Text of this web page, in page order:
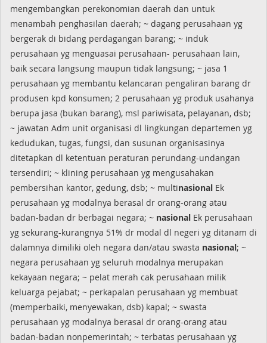
mengembangkan perekonomian daerah dan untuk
menambah penghasilan daerah; ~ dagang perusahaan yg
bergerak di bidang perdagangan barang; ~ induk
perusahaan yg menguasai perusahaan- perusahaan lain,
baik secara langsung maupun tidak langsung; ~ jasa 1
perusahaan yg membantu kelancaran pengaliran barang dr
produsen kpd konsumen; 2 perusahaan yg produk usahanya
berupa jasa (bukan barang), msl pariwisata, pelayanan, dsb;
~ jawatan Adm unit organisasi dl lingkungan departemen yg
kedudukan, tugas, fungsi, dan susunan organisasinya
ditetapkan dl ketentuan peraturan perundang-undangan
tersendiri; ~ klining perusahaan yg mengusahakan
pembersihan kantor, gedung, dsb; ~ multinasional Ek
perusahaan yg modalnya berasal dr orang-orang atau
badan-badan dr berbagai negara; ~ nasional Ek perusahaan
yg sekurang-kurangnya 51% dr modal dl negeri yg ditanam di
dalamnya dimiliki oleh negara dan/atau swasta nasional; ~
negara perusahaan yg seluruh modalnya merupakan
kekayaan negara; ~ pelat merah cak perusahaan milik
keluarga pejabat; ~ perkapalan perusahaan yg membuat
(memperbaiki, menyewakan, dsb) kapal; ~ swasta
perusahaan yg modalnya berasal dr orang-orang atau
badan-badan nonpemerintah; ~ terbatas perusahaan yg